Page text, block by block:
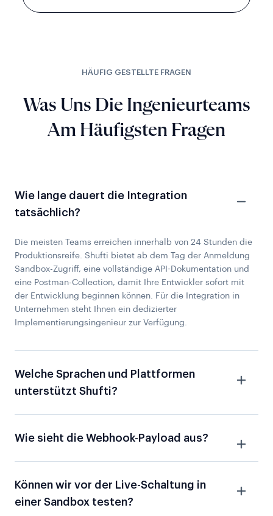
HÄUFIG GESTELLTE FRAGEN
Was Uns Die Ingenieurteams
Am Häufigsten Fragen
Wie lange dauert die Integration
tatsächlich?
Die meisten Teams erreichen innerhalb von 24 Stunden die
Produktionsreife. Shufti bietet ab dem Tag der Anmeldung
Sandbox-Zugriff, eine vollständige API-Dokumentation und
eine Postman-Collection, damit Ihre Entwickler sofort mit
der Entwicklung beginnen können. Für die Integration in
Unternehmen steht Ihnen ein dedizierter
Implementierungsingenieur zur Verfügung.
Welche Sprachen und Plattformen
unterstützt Shufti?
Wie sieht die Webhook-Payload aus?
Können wir vor der Live-Schaltung in
einer Sandbox testen?